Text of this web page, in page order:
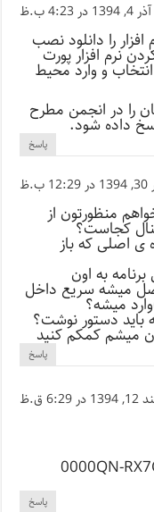
آذر 4, 1394 در 4:23 ب.ظ
را دانلود نصب
نرم افزار پورت
و وارد محیط
را در انجمن مطرح
داده شود.
پاسخ
ب.ظ
منظورتون از
کجاست؟
ی اصلی که باز
به اون
میشه سریع داخل
باید دستور نوشت؟
میشم کمکم کنید
پاسخ
ق.ظ
0000QN-
پاسخ